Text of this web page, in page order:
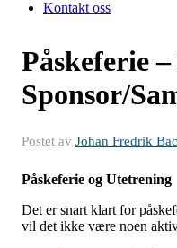
Kontakt oss
Påskeferie
Sponsor/
Postet av Johan Fredrik
Påskeferie og Utetrening
Det er snart klart for
vil det ikke være noen